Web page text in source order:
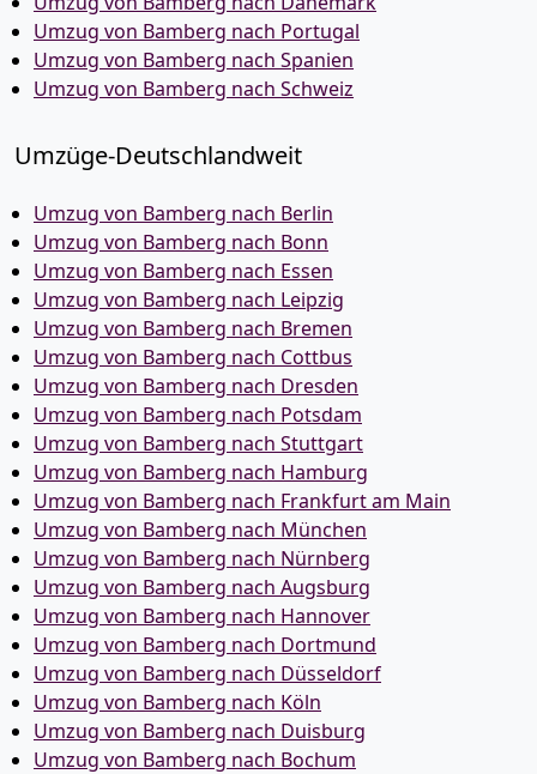
Umzug von Bamberg nach Portugal
Umzug von Bamberg nach Spanien
Umzug von Bamberg nach Schweiz
Umzüge-Deutschlandweit
Umzug von Bamberg nach Berlin
Umzug von Bamberg nach Bonn
Umzug von Bamberg nach Essen
Umzug von Bamberg nach Leipzig
Umzug von Bamberg nach Bremen
Umzug von Bamberg nach Cottbus
Umzug von Bamberg nach Dresden
Umzug von Bamberg nach Potsdam
Umzug von Bamberg nach Stuttgart
Umzug von Bamberg nach Hamburg
Umzug von Bamberg nach Frankfurt am Main
Umzug von Bamberg nach München
Umzug von Bamberg nach Nürnberg
Umzug von Bamberg nach Augsburg
Umzug von Bamberg nach Hannover
Umzug von Bamberg nach Dortmund
Umzug von Bamberg nach Düsseldorf
Umzug von Bamberg nach Köln
Umzug von Bamberg nach Duisburg
Umzug von Bamberg nach Bochum